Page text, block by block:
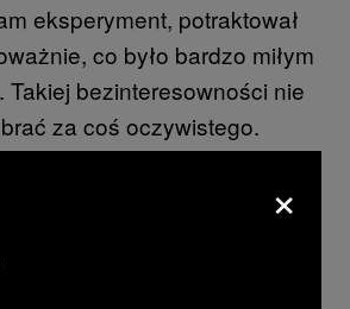
eksperyment, potraktował
co było bardzo miłym
bezinteresowności nie
za coś oczywistego.
cel powinien być sposób
Często bowiem mam
zwykli obwiniać się
u swoich kochanek. Zresztą
×